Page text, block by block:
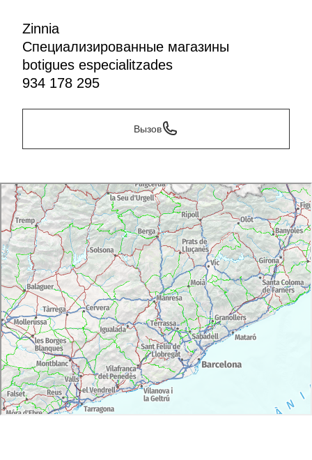
Zinnia
Специализированные магазины
botigues especialitzades
934 178 295
Вызов